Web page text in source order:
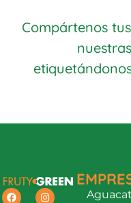
Compártenos